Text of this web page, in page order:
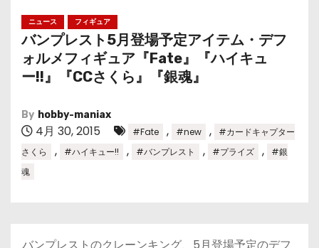
ニュース フィギュア
バンプレスト5月登場予定アイテム・デフ
ォルメフィギュア『Fate』『ハイキュ
ー!!』『CCさくら』『銀魂』
By hobby-maniax
4月 30, 2015 #Fate , #new ,
#カードキャプター
さくら
, #ハイキュー!! , #バンプレスト , #プライズ ,
#銀
魂